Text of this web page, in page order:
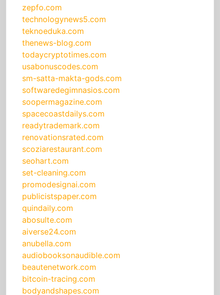
zepfo.com
technologynews5.com
teknoeduka.com
thenews-blog.com
todaycryptotimes.com
usabonuscodes.com
sm-satta-makta-gods.com
softwaredegimnasios.com
soopermagazine.com
spacecoastdailys.com
readytrademark.com
renovationsrated.com
scoziarestaurant.com
seohart.com
set-cleaning.com
promodesignai.com
publicistspaper.com
quindaily.com
abosulte.com
aiverse24.com
anubella.com
audiobooksonaudible.com
beautenetwork.com
bitcoin-tracing.com
bodyandshapes.com